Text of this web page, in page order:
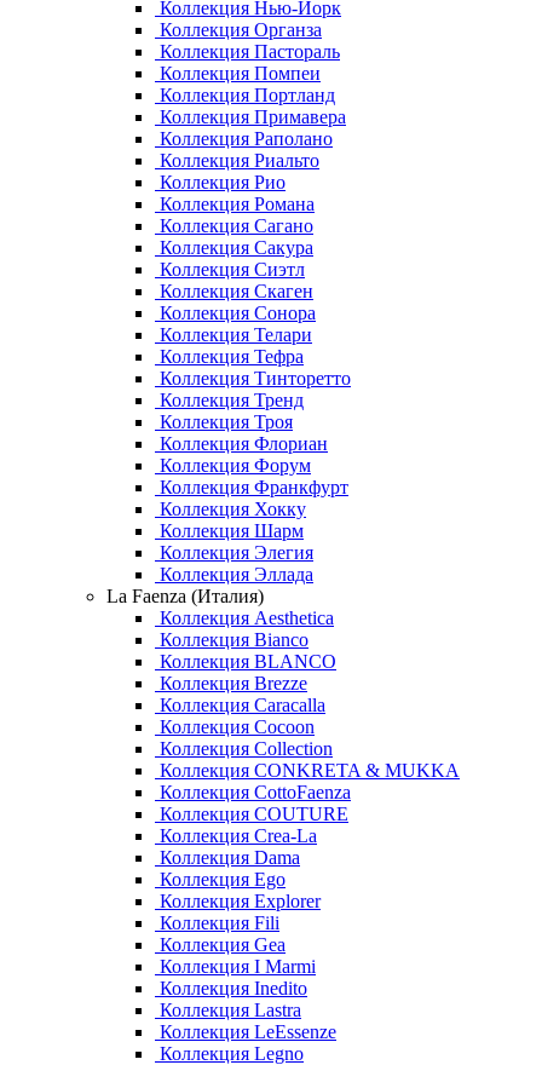
Коллекция Нью-Йорк
Коллекция Органза
Коллекция Пастораль
Коллекция Помпеи
Коллекция Портланд
Коллекция Примавера
Коллекция Раполано
Коллекция Риальто
Коллекция Рио
Коллекция Романа
Коллекция Сагано
Коллекция Сакура
Коллекция Сиэтл
Коллекция Скаген
Коллекция Сонора
Коллекция Телари
Коллекция Тефра
Коллекция Тинторетто
Коллекция Тренд
Коллекция Троя
Коллекция Флориан
Коллекция Форум
Коллекция Франкфурт
Коллекция Хокку
Коллекция Шарм
Коллекция Элегия
Коллекция Эллада
La Faenza (Италия)
Коллекция Aesthetica
Коллекция Bianco
Коллекция BLANCO
Коллекция Brezze
Коллекция Caracalla
Коллекция Cocoon
Коллекция Collection
Коллекция CONKRETA & MUKKA
Коллекция CottoFaenza
Коллекция COUTURE
Коллекция Crea-La
Коллекция Dama
Коллекция Ego
Коллекция Explorer
Коллекция Fili
Коллекция Gea
Коллекция I Marmi
Коллекция Inedito
Коллекция Lastra
Коллекция LeEssenze
Коллекция Legno